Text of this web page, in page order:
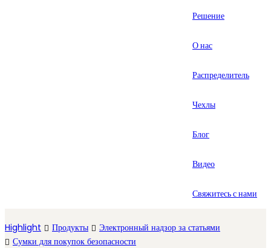
русский
Español
Решение
О нас
Распределитель
Чехлы
Блог
Видео
Свяжитесь с нами
Highlight Продукты
Электронный надзор за статьями
Сумки для покупок безопасности